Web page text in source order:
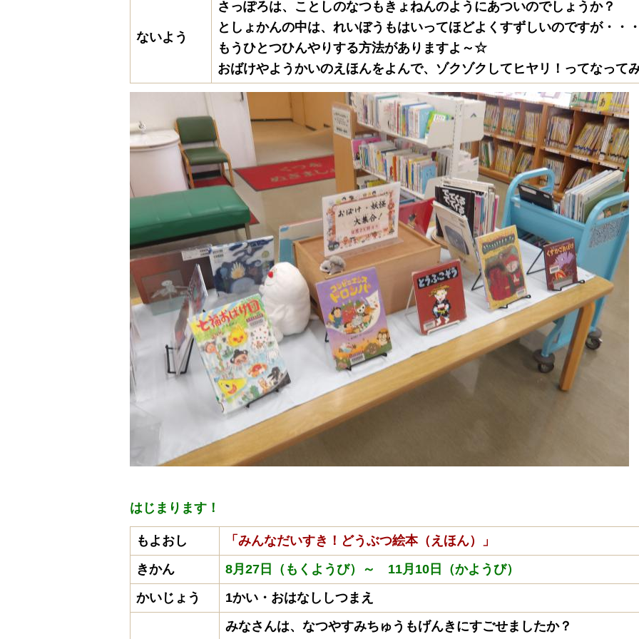
ないよう
さっぽろは、ことしのなつもきょねんのようにあついのでしょうか？
としょかんの中は、れいぼうもはいってほどよくすずしいのですが・・・
もうひとつひんやりする方法がありますよ～☆
おばけやようかいのえほんをよんで、ゾクゾクしてヒヤリ！ってなって
はじまります！
もよおし
「みんなだいすき！どうぶつ絵本（えほん）」
きかん
8月27日（もくようび）～ 11月10日（かようび）
かいじょう
1かい・おはなししつまえ
みなさんは、なつやすみちゅうもげんきにすごせましたか？